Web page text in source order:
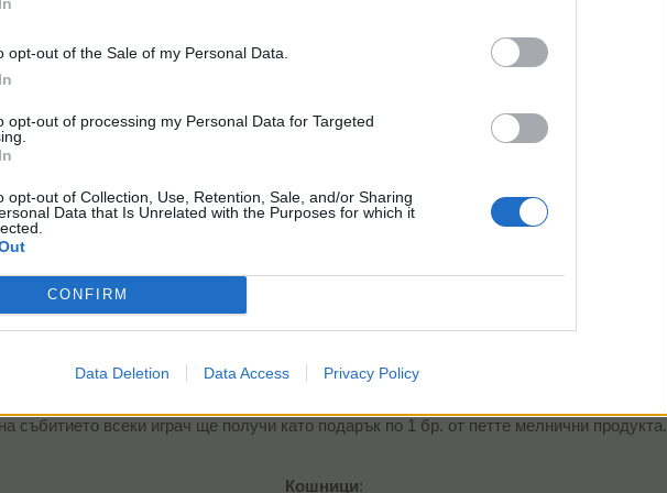
opt-out of the Sale of my Personal Data.
opt-out of processing my Personal Data for Targeted
opt-out of Collection, Use, Retention, Sale, and/or Sharing
Data that Is Unrelated with the Purposes for which it
CONFIRM
Data Deletion Data Access Privacy Policy
20 Музикални тръби
135 ТО
180 МП
кубче
35 Балонени цветя
35 Музикални тръби​
00:00:15 1 ЛГ​
471 МП
353 ТрТО​
00:00:15 1 ЛГ​
231 МП
събитието всеки играч ще получи като подарък по 1 бр. от петте мелнични продукта.
Кошници:​